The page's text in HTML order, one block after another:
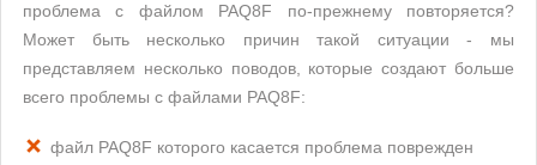
проблема с файлом PAQ8F по-прежнему повторяется?
Может быть несколько причин такой ситуации - мы
представляем несколько поводов, которые создают больше
всего проблемы с файлами PAQ8F:
файл PAQ8F которого касается проблема поврежден